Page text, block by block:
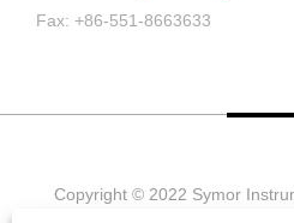
Fax: +86-551-8663633
Copyright © 2022 Symor